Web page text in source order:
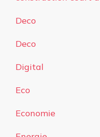
Deco
Deco
Digital
Eco
Economie